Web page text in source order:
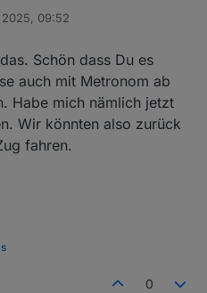
machen oder sehen, ich
Ich kann mit Sicherheit noch
zu kommen - hängt (auch)
mal wieder fährt. Ich würde
Bereich der Üstra Hannover
2025, 09:52
Schön dass Du es
auch mit Metronom ab
Habe mich nämlich jetzt
Wir könnten also zurück
fahren.
0